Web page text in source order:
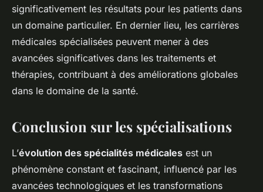
significativement les résultats pour les patients dans
un domaine particulier. En dernier lieu, les carrières
médicales spécialisées peuvent mener à des
avancées significatives dans les traitements et
thérapies, contribuant à des améliorations globales
dans le domaine de la santé.
Conclusion sur les spécialisations
L’évolution des spécialités médicales est un
phénomène constant et fascinant, influencé par les
avancées technologiques et les transformations